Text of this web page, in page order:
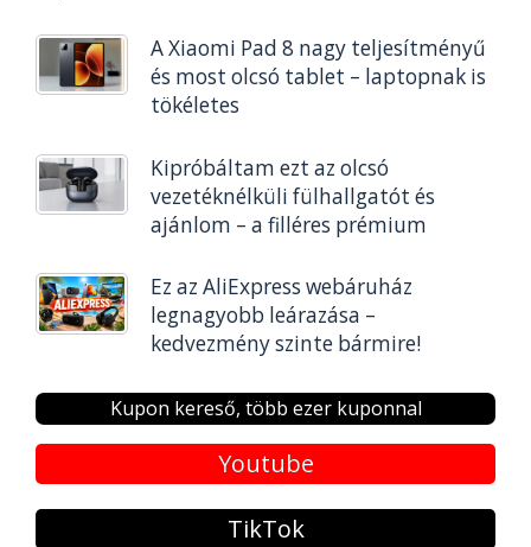
A Xiaomi Pad 8 nagy teljesítményű
és most olcsó tablet – laptopnak is
tökéletes
Kipróbáltam ezt az olcsó
vezetéknélküli fülhallgatót és
ajánlom – a filléres prémium
Ez az AliExpress webáruház
legnagyobb leárazása –
kedvezmény szinte bármire!
Kupon kereső, több ezer kuponnal
Youtube
TikTok